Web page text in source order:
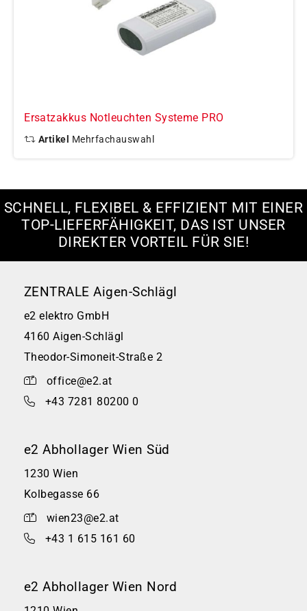
Ersatzakkus Notleuchten Systeme PRO
Artikel Mehrfachauswahl
SCHNELL, FLEXIBEL & EFFIZIENT MIT EINER
TOP-LIEFERFÄHIGKEIT, DAS IST UNSER
DIREKTER VORTEIL FÜR SIE!
ZENTRALE Aigen-Schlägl
e2 elektro GmbH
4160 Aigen-Schlägl
Theodor-Simoneit-Straße 2
office@e2.at
+43 7281 80200 0
e2 Abhollager Wien Süd
1230 Wien
Kolbegasse 66
wien23@e2.at
+43 1 615 161 60
e2 Abhollager Wien Nord